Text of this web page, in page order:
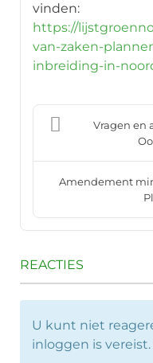
vinden:
https://
van-zaken-
inbreiding-in-
Vragen en
Amendement
REACTIES
U kunt niet
inloggen is vereist.